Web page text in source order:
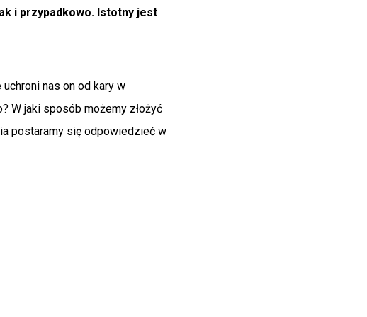
i przypadkowo. Istotny jest
nas on od kary w
W jaki sposób możemy złożyć
postaramy się odpowiedzieć w